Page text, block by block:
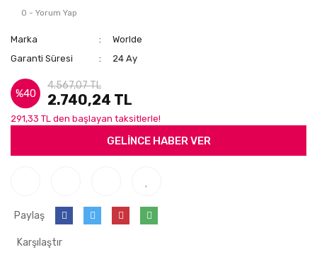
0 - Yorum Yap
Marka
Worlde
Garanti Süresi
24 Ay
%40
4.567,07 TL
2.740,24 TL
291,33 TL den başlayan taksitlerle!
GELİNCE HABER VER
Paylaş
Karşılaştır